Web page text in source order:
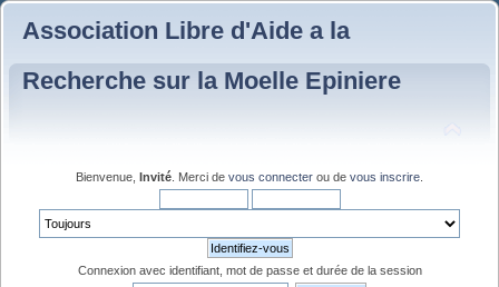
Association Libre d'Aide a la
Recherche sur la Moelle Epiniere
Bienvenue, Invité . Merci de vous connecter ou de vous inscrire
Connexion avec identifiant, mot de passe et durée de la session